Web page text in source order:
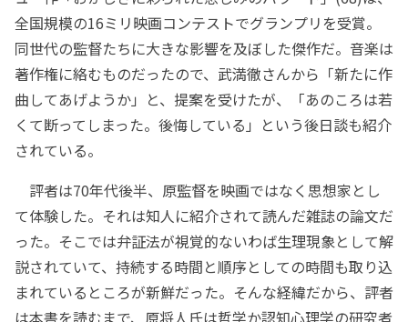
全国規模の16ミリ映画コンテストでグランプリを受賞。
同世代の監督たちに大きな影響を及ぼした傑作だ。音楽は
著作権に絡むものだったので、武満徹さんから「新たに作
曲してあげようか」と、提案を受けたが、「あのころは若
くて断ってしまった。後悔している」という後日談も紹介
されている。
評者は70年代後半、原監督を映画ではなく思想家とし
て体験した。それは知人に紹介されて読んだ雑誌の論文だ
った。そこでは弁証法が視覚的ないわば生理現象として解
説されていて、持続する時間と順序としての時間も取り込
まれているところが新鮮だった。そんな経緯だから、評者
は本書を読むまで、原将人氏は哲学か認知心理学の研究者